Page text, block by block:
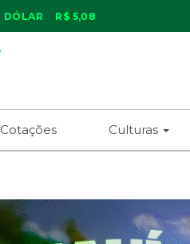
DÓLAR R$ 5,08
Cotações Culturas